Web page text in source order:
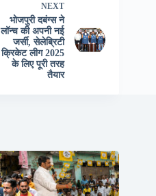
NEXT
भोजपुरी दबंग्स ने
लॉन्च की अपनी नई
जर्सी, सेलेब्रिटी
क्रिकेट लीग 2025
के लिए पूरी तरह
तैयार